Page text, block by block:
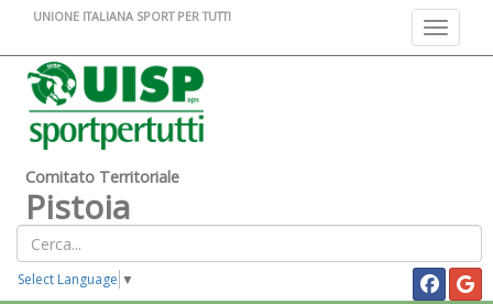
Toggle
UNIONE ITALIANA SPORT PER TUTTI
Comitato Territoriale
Pistoia
Select Language ▼